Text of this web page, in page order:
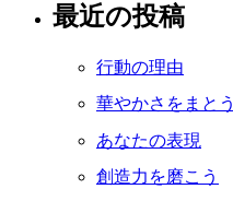
最近の投稿
行動の理由
華やかさをまとう
あなたの表現
創造力を磨こう